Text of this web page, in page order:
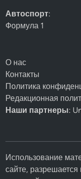
Автоспорт:
Формула 1
О нас
Контакты
Политика
Редакционная
Наши партнеры:
Использование
сайте,